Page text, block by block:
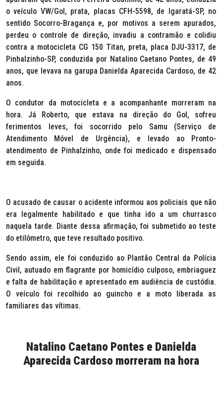
o veículo VW/Gol, prata, placas CFH-5598, de Igaratá-SP, no
sentido Socorro-Bragança e, por motivos a serem apurados,
perdeu o controle de direção, invadiu a contramão e colidiu
contra a motocicleta CG 150 Titan, preta, placa DJU-3317, de
Pinhalzinho-SP, conduzida por Natalino Caetano Pontes, de 49
anos, que levava na garupa Danielda Aparecida Cardoso, de 42
anos.
O condutor da motocicleta e a acompanhante morreram na
hora. Já Roberto, que estava na direção do Gol, sofreu
ferimentos leves, foi socorrido pelo Samu (Serviço de
Atendimento Móvel de Urgência), e levado ao Pronto-
atendimento de Pinhalzinho, onde foi medicado e dispensado
em seguida.
O acusado de causar o acidente informou aos policiais que não
era legalmente habilitado e que tinha ido a um churrasco
naquela tarde. Diante dessa afirmação, foi submetido ao teste
do etilômetro, que teve resultado positivo.
Sendo assim, ele foi conduzido ao Plantão Central da Polícia
Civil, autuado em flagrante por homicídio culposo, embriaguez
e falta de habilitação e apresentado em audiência de custódia.
O veículo foi recolhido ao guincho e a moto liberada as
familiares das vítimas.
Natalino Caetano Pontes e Danielda
Aparecida Cardoso morreram na hora